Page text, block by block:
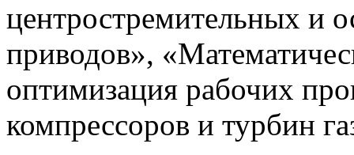
центростремительных и
приводов»,
оптимизация рабочих
компрессоров и турбин